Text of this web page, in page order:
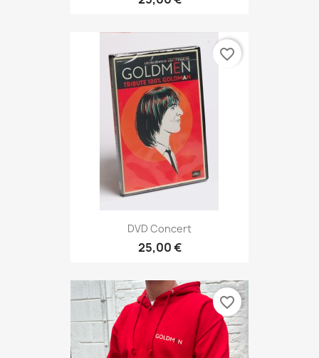
DVD Concert
25,00 €
favorite_border
favorite_border